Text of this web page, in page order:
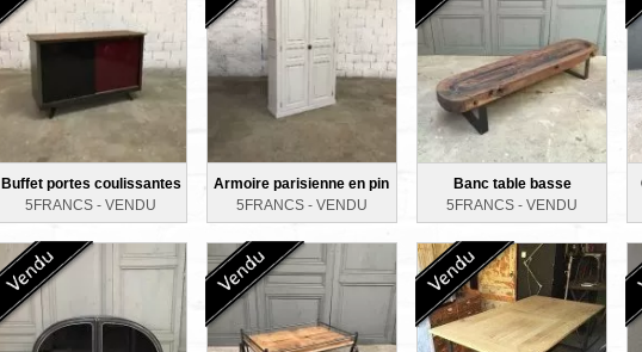
Buffet portes coulissantes
5FRANCS -VENDU
Armoire parisienne en pin
5FRANCS - VENDU
Banc table basse
5FRANCS -VENDU